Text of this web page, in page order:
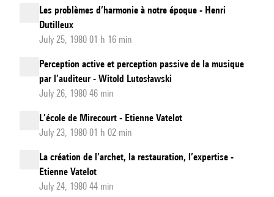
Les problèmes d’harmonie à notre époque - Henri
Dutilleux
July 25, 1980 01 h 16 min
Perception active et perception passive de la musique
par l’auditeur - Witold Lutosławski
July 26, 1980 46 min
L’école de Mirecourt - Etienne Vatelot
July 23, 1980 01 h 02 min
La création de l’archet, la restauration, l’expertise -
Etienne Vatelot
July 24, 1980 44 min